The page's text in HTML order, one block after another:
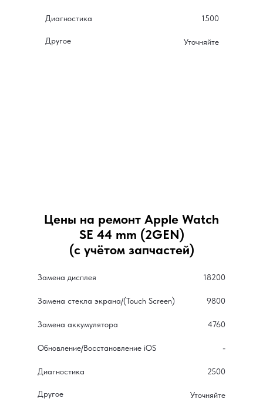
Диагностика
Другое
1500
Уточняйте
Цены на ремонт Apple Watch
SE 44 mm (2GEN)
(с учётом запчастей)
Замена дисплея
Замена стекла экрана/(Touch Screen)
Замена аккумулятора
Обновление/Восстановление iOS
18200
9800
4760
-
Диагностика
Другое
2500
Уточняйте
Даём